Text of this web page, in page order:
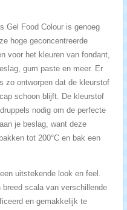
Gel Food Colour is genoeg
hoge geconcentreerde
voor het kleuren van fondant,
gum paste en meer. Er
zo ontworpen dat de kleurstof
schoon blijft. De kleurstof
nodig om de perfecte
je beslag, want deze
tot 200°C en bak een
uitstekende look en feel.
scala van verschillende
en gemakkelijk te